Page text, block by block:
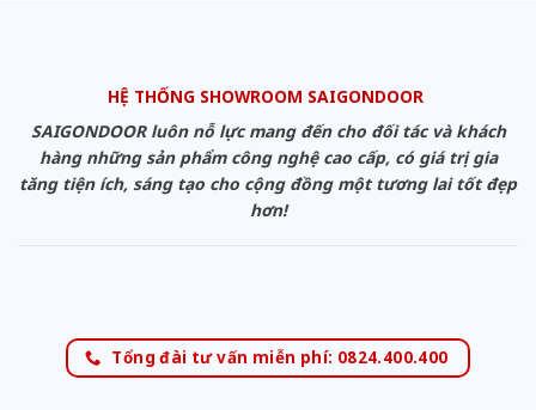
HỆ THỐNG SHOWROOM SAIGONDOOR
SAIGONDOOR luôn nỗ lực mang đến cho đối tác và khách
hàng những sản phẩm công nghệ cao cấp, có giá trị gia
tăng tiện ích, sáng tạo cho cộng đồng một tương lai tốt đẹp
hơn!
Tổng đài tư vấn miễn phí: 0824.400.400